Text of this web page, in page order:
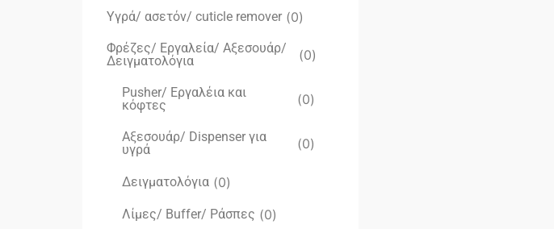
Υγρά/ ασετόν/ cuticle remover (0)
Φρέζες/ Εργαλεία/ Αξεσουάρ/
Δειγματολόγια
(0)
Pusher/ Εργαλέια και
κόφτες
(0)
Αξεσουάρ/ Dispenser για
υγρά
(0)
Δειγματολόγια (0)
Λίμες/ Buffer/ Ράσπες (0)